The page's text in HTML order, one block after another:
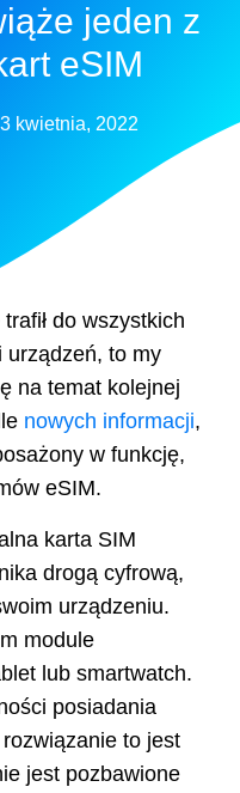
jeden z
eSIM
3 kwietnia, 2022
do wszystkich
urządzeń, to my
na temat kolejnej
nowych informacji,
w funkcję,
eSIM.
karta SIM
drogą cyfrową,
urządzeniu.
module
lub smartwatch.
posiadania
to jest
jest pozbawione